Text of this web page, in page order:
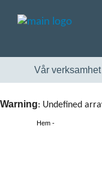
Vår verksamhet
Warning: Undefined
Hem